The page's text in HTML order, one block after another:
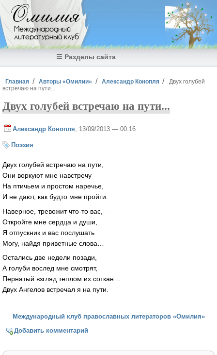
Перейти к основному содержанию
Омилия
Международный
литературный клуб
☰ Разделы сайта
Вы здесь
Главная Авторы «Омилии» Александр Конопля
Двух голубей
встречаю на пути...
Двух голубей встречаю на пути...
Александр Конопля , 13/09/2013 — 00:16
Поэзия
Двух голубей встречаю на пути,
Они воркуют мне навстречу
На птичьем и простом наречье,
И не дают, как будто мне пройти.
Наверное, тревожит что-то вас, —
Откройте мне сердца и души,
Я отпускник и вас послушать
Могу, найдя приветные слова…
Остались две недели позади,
А голуби вослед мне смотрят,
Пернатый взгляд теплом их соткан…
Двух Ангелов встречал я на пути.
Международный клуб православных литераторов «Омилия»
Добавить комментарий